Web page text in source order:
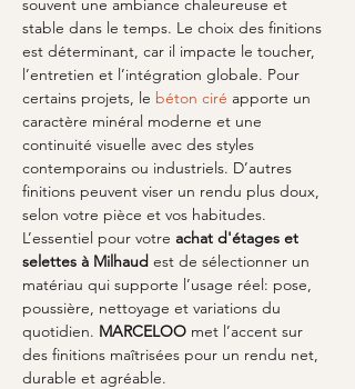
souvent une ambiance chaleureuse et
stable dans le temps. Le choix des finitions
est déterminant, car il impacte le toucher,
l’entretien et l’intégration globale. Pour
certains projets, le béton ciré apporte un
caractère minéral moderne et une
continuité visuelle avec des styles
contemporains ou industriels. D’autres
finitions peuvent viser un rendu plus doux,
selon votre pièce et vos habitudes.
L’essentiel pour votre achat d'étages et
selettes à Milhaud est de sélectionner un
matériau qui supporte l’usage réel: pose,
poussière, nettoyage et variations du
quotidien. MARCELOO met l’accent sur
des finitions maîtrisées pour un rendu net,
durable et agréable.